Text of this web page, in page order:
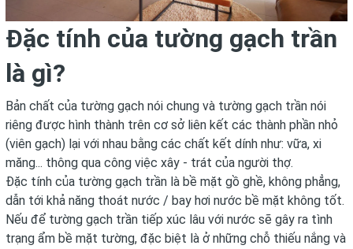
Đặc tính của tường gạch trần
là gì?
Bản chất của tường gạch nói chung và tường gạch trần nói
riêng được hình thành trên cơ sở liên kết các thành phần nhỏ
(viên gạch) lại với nhau bằng các chất kết dính như: vữa, xi
măng... thông qua công việc xây - trát của người thợ.
Đặc tính của tường gạch trần là bề mặt gồ ghề, không phẳng,
dẫn tới khả năng thoát nước / bay hơi nước bề mặt không tốt.
Nếu để tường gạch trần tiếp xúc lâu với nước sẽ gây ra tình
trạng ẩm bề mặt tường, đặc biệt là ở những chỗ thiếu nắng và